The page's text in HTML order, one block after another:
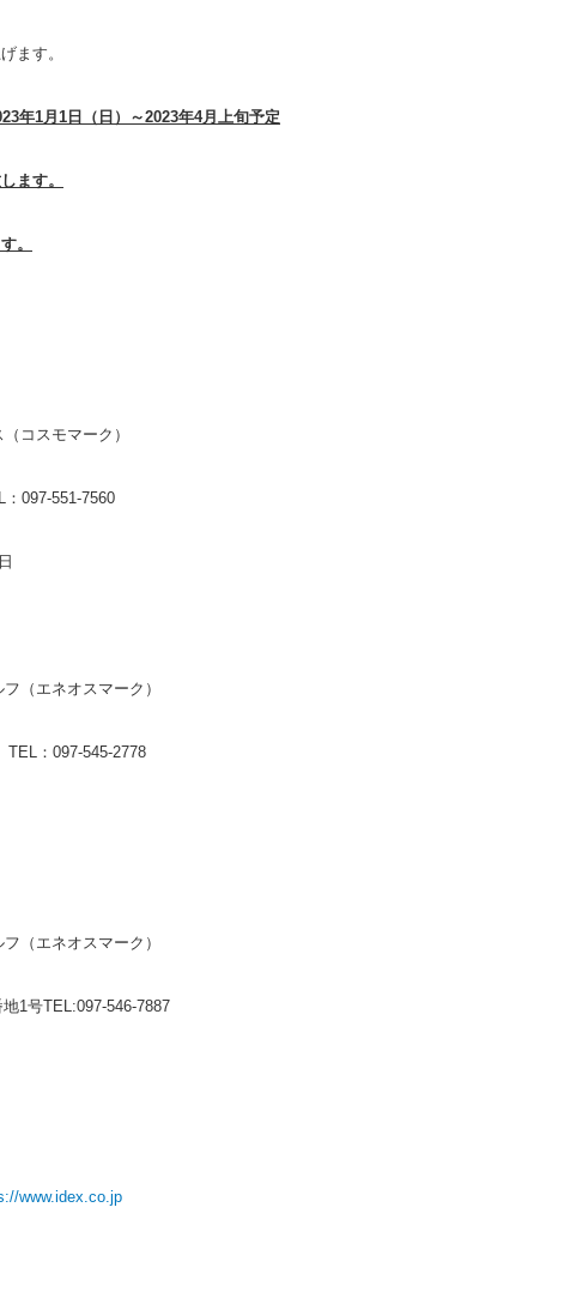
ます。
年1月 1 日（日）～2023年4月上旬予定
ます。
。
コスモマーク）
097-551-7560
（エネオスマーク）
：097-545-2778
（エネオスマーク）
1号TEL:097-546-7887
www.idex.co.jp